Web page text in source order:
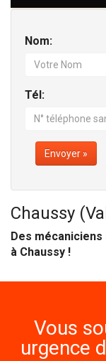
Nom:
Tél:
Envoyer »
Chaussy
Des
à Chaussy !
Vous
urgence